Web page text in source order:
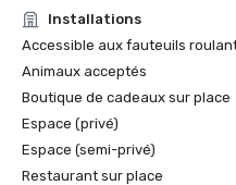
Installations
Accessible aux fauteuils
Animaux acceptés
Boutique de cadeaux sur place
Espace (privé)
Espace (semi-privé)
Restaurant sur place